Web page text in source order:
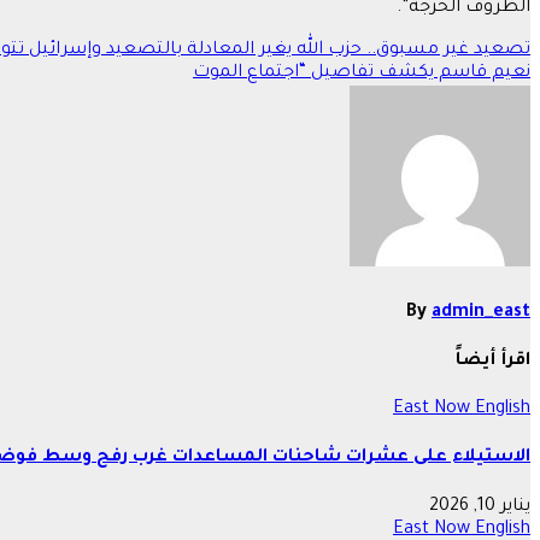
الظروف الحرجة”.
تصفّح
المقالات
تصعيد غير مسبوق.. حزب الله يغير المعادلة بالتصعيد وإسرائيل
نعيم قاسم يكشف تفاصيل “اجتماع الموت
By admin_east
اقرأ أيضاً
East Now English
الاستيلاء على عشرات شاحنات المساعدات غرب رفح وسط فوضى
يناير 10, 2026
East Now English